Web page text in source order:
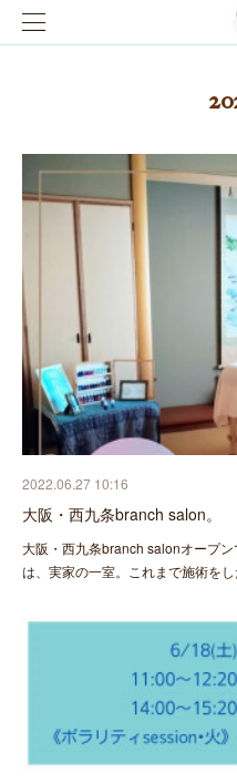
2022.06.27 10:16
大阪・西九条branch salon。
大阪・西九条branch salonオープ
は、実家の一室。これまで施術を